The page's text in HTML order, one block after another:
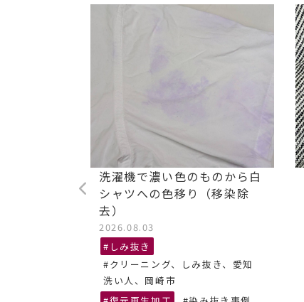
洗濯機で濃い色のものから白
シャツへの色移り（移染除
去）
2026.08.03
#しみ抜き
#クリーニング、しみ抜き、愛知
洗い人、岡崎市